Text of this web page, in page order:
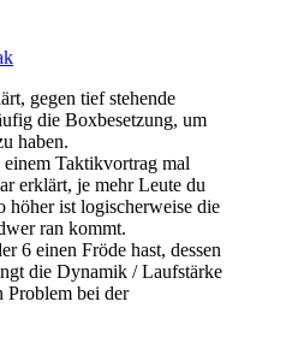
gegen tief stehende
die Boxbesetzung, um
haben.
Taktikvortrag mal
erklärt, je mehr Leute du
höher ist logischerweise die
ran kommt.
6 einen Fröde hast, dessen
die Dynamik / Laufstärke
Problem bei der